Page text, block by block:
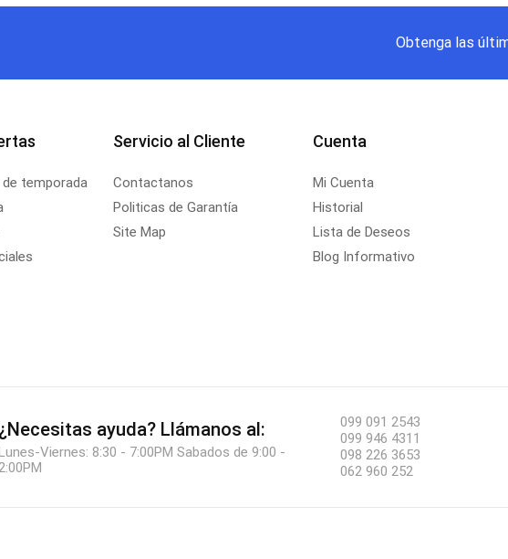
Obtenga las
temporada
Servicio al Cliente
Contactanos
Politicas de Garantía
Site Map
Cuenta
Mi Cuenta
Historial
Lista de Deseos
Blog Informativo
¿Necesitas ayuda? Llámanos al:
Viernes: 8:30 - 7:00PM Sabados de 9:00 -
099 091 2543
099 946 4311
098 226 3653
062 960 252